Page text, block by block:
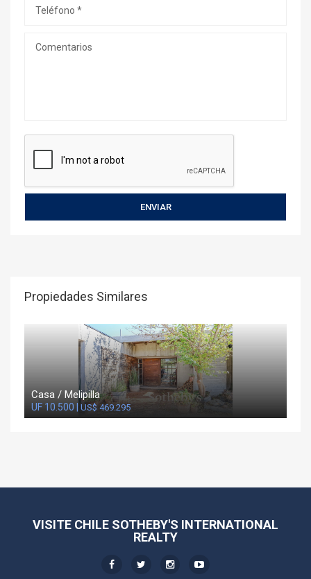
Propiedades Similares
Casa / Melipilla
UF 10.500 | US$ 469.295
VISITE CHILE SOTHEBY'S INTERNATIONAL
REALTY